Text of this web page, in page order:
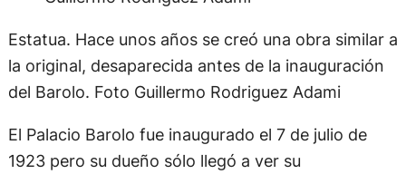
Estatua. Hace unos años se creó una obra similar a
la original, desaparecida antes de la inauguración
del Barolo. Foto Guillermo Rodriguez Adami
El Palacio Barolo fue inaugurado el 7 de julio de
1923 pero su dueño sólo llegó a ver su